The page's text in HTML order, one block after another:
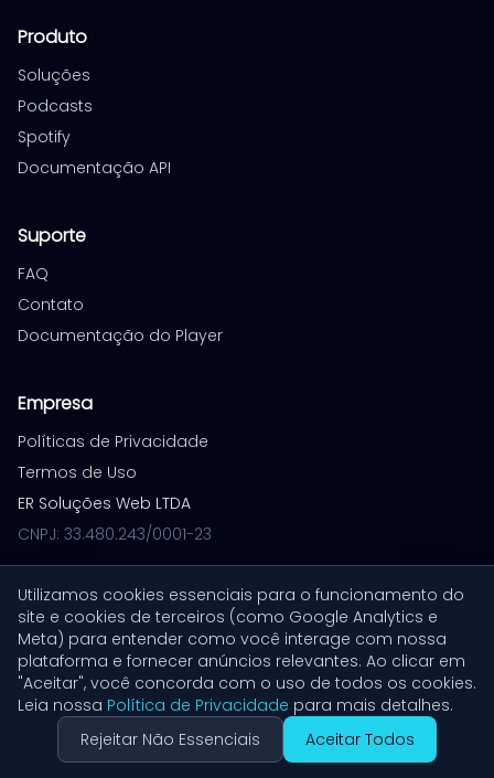
Produto
Soluções
Podcasts
Spotify
Documentação API
Suporte
FAQ
Contato
Documentação do Player
Empresa
Políticas de Privacidade
Termos de Uso
ER Soluções Web LTDA
CNPJ: 33.480.243/0001-23
© 2026 VoiceXpress. Todos os direitos reservados.
Build: 1779730054
Utilizamos cookies essenciais para o funcionamento do
site e cookies de terceiros (como Google Analytics e
Meta) para entender como você interage com nossa
plataforma e fornecer anúncios relevantes. Ao clicar em
"Aceitar", você concorda com o uso de todos os cookies.
Leia nossa Política de Privacidade para mais detalhes.
Rejeitar Não Essenciais
Aceitar Todos